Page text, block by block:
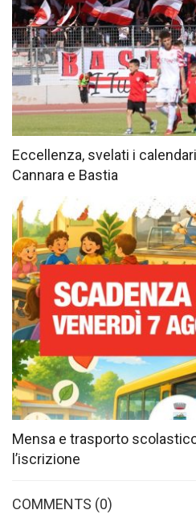
Eccellenza, svelati i
Cannara e Bastia
Mensa e trasporto
l’iscrizione
COMMENTS (0)